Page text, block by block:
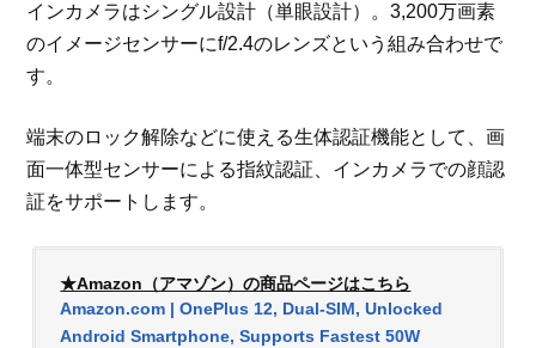
インカメラはシングル設計（単眼設計）。3,200万画素
のイメージセンサーにf/2.4のレンズという組み合わせで
す。
端末のロック解除などに使える生体認証機能として、画
面一体型センサーによる指紋認証、インカメラでの顔認
証をサポートします。
★Amazon（アマゾン）の商品ページはこちら
Amazon.com | OnePlus 12, Dual-SIM, Unlocked
Android Smartphone, Supports Fastest 50W